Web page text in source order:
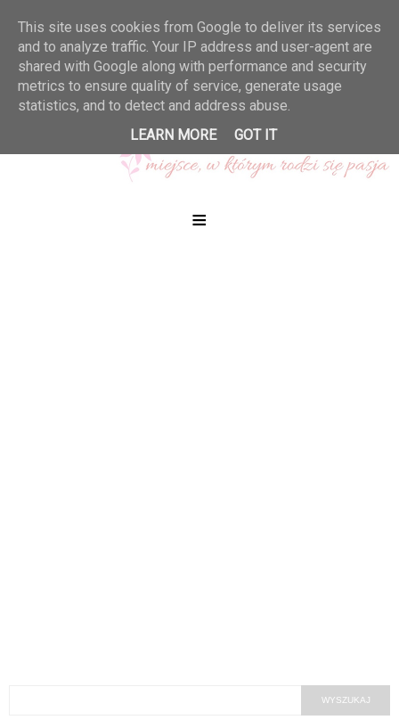
≡
This site uses cookies from Google to deliver its services
and to analyze traffic. Your IP address and user-agent are
shared with Google along with performance and security
metrics to ensure quality of service, generate usage
statistics, and to detect and address abuse.
LEARN MORE
GOT IT